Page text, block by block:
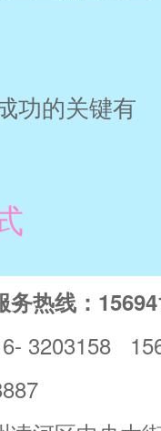
功的关键有
务热线：
3203158